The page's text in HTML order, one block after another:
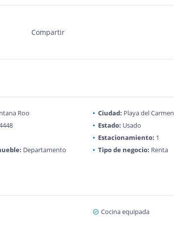
Compartir
Roo Ciudad: Playa del Carmen
Estado: Usado
Estacionamiento: 1
Departamento Tipo de negocio: Renta
Cocina equipada